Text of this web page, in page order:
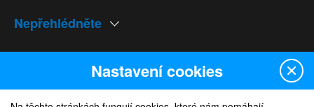
Nepřehlédněte
Naše weby
Nastavení cookies